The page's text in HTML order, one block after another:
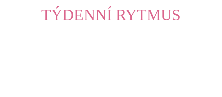
TÝDENNÍ RYTMUS